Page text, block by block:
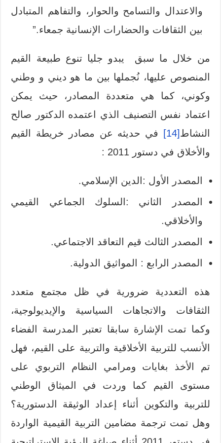
والاعتدال والتسامح والحوار، والتفاهم المتبادل
بين الثقافات والحضارات الإنسانية جمعاء.”
من خلال ما سبق يبدو جليا تنوع طبيعة القيم
المنصوص عليها، نُجملها بين ما هو ديني و وطني
وكوني، كما هي متعددة المصادر، حيث يمكن
اعتماد نفس التصنيف الذي اعتمده الدكتور صالح
النشاط[14]
في حديثه عن مصادر خريطة القيم
والأخلاق في دستور 2011 :
المصدر الأول :الدين الإسلامي.
المصدر الثاني :السلوك الجماعي القيمي
والأخلاقي.
المصدر الثالث قيم التعاقد الاجتماعي.
المصدر الرابع : المواثيق الدولية.
هذه التعددية ضرورية في ظل مجتمع متعدد
الثقافات والاتجاهات السياسية والإيديولوجية،
وكما تمت الإشارة سابقا تعتبر المدرسة الفضاء
الأنسب للتربية الأخلاقية والتربية على القيم، فهل
تم الأخذ بغايات ومرامي النظام التربوي على
مستوى القيم كما وردت في الميثاق الوطني
للتربية والتكوين أثناء إعداد الوثيقة الدستورية؟
وهل تمت ترجمة مضامين التربية القيمية الواردة